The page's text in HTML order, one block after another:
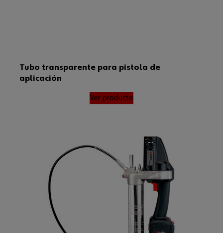
Tubo transparente para pistola de
aplicación
Ver producto